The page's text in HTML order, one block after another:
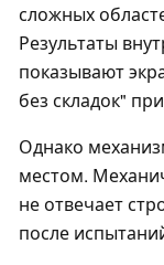
сложных
Результаты
показывают
без складок"
Однако
местом.
не отвечает
после